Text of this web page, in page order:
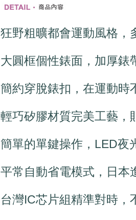
狂野粗曠都會運動風格，
大圓框個性錶面，加厚錶
簡約穿脫錶扣，在運動時
輕巧矽膠材質完美工藝，
簡單的單鍵操作，LED夜
平常自動省電模式，日本
台灣IC芯片組精準對時，